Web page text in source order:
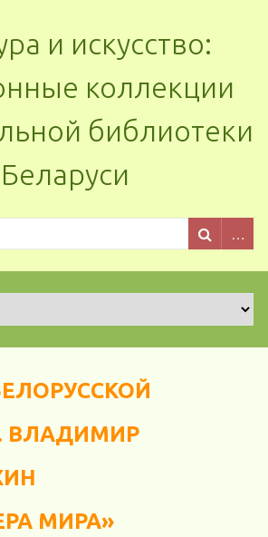
и искусство:
коллекции
библиотеки
Беларуси
ВЛАДИМИР
МИРА»